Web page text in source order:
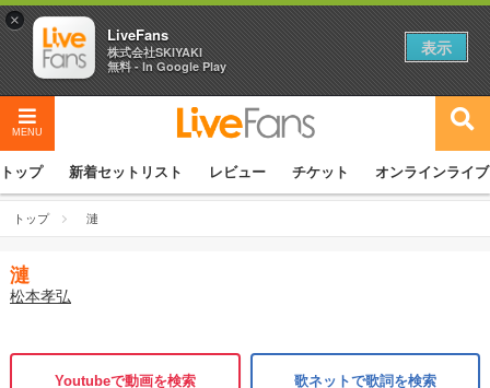
MENU
トップ 新着セットリスト レビュー チケット オンラインライブ
トップ 漣
漣
松本孝弘
Youtubeで動画を検索 歌ネットで歌詞を検索
×
LiveFans
株式会社SKIYAKI
無料 - In Google Play
表示